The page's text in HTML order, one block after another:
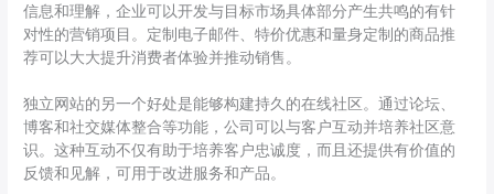
信息和理解，企业可以开发与目标市场具体部分产生共鸣的有针
对性的营销项目。定制电子邮件、特价优惠和量身定制的商品推
荐可以大大提升消费者体验并推动销售。
独立网站的另一个好处是能够构建持久的在线社区。通过论坛、
博客和社交媒体整合等功能，公司可以与客户互动并培养社区意
识。这种互动不仅有助于培养客户忠诚度，而且还提供有价值的
反馈和见解，可用于改进服务和产品。